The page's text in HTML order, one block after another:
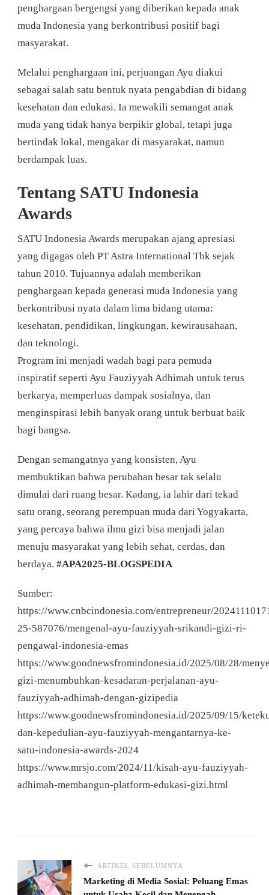
penghargaan bergengsi yang diberikan kepada anak
muda Indonesia yang berkontribusi positif bagi
masyarakat.
Melalui penghargaan ini, perjuangan Ayu diakui
sebagai salah satu bentuk nyata pengabdian di bidang
kesehatan dan edukasi. Ia mewakili semangat anak
muda yang tidak hanya berpikir global, tetapi juga
bertindak lokal, mengakar di masyarakat, namun
berdampak luas.
Tentang SATU Indonesia
Awards
SATU Indonesia Awards merupakan ajang apresiasi
yang digagas oleh PT Astra International Tbk sejak
tahun 2010. Tujuannya adalah memberikan
penghargaan kepada generasi muda Indonesia yang
berkontribusi nyata dalam lima bidang utama:
kesehatan, pendidikan, lingkungan, kewirausahaan,
dan teknologi.
Program ini menjadi wadah bagi para pemuda
inspiratif seperti Ayu Fauziyyah Adhimah untuk terus
berkarya, memperluas dampak sosialnya, dan
menginspirasi lebih banyak orang untuk berbuat baik
bagi bangsa.
Dengan semangatnya yang konsisten, Ayu
membuktikan bahwa perubahan besar tak selalu
dimulai dari ruang besar. Kadang, ia lahir dari tekad
satu orang, seorang perempuan muda dari Yogyakarta,
yang percaya bahwa ilmu gizi bisa menjadi jalan
menuju masyarakat yang lebih sehat, cerdas, dan
berdaya. #APA2025-BLOGSPEDIA
Sumber:
https://www.cnbcindonesia.com/entrepreneur/
25-587076/mengenal-ayu-fauziyyah-srikandi-gizi-ri-
pengawal-indonesia-emas
https://www.goodnewsfromindonesia.id/2025/08/28/
gizi-menumbuhkan-kesadaran-perjalanan-ayu-
fauziyyah-adhimah-dengan-gizipedia
https://www.goodnewsfromindonesia.id/2025/09/15/
dan-kepedulian-ayu-fauziyyah-mengantarnya-ke-
satu-indonesia-awards-2024
https://www.mrsjo.com/2024/11/kisah-ayu-fauziyyah-
adhimah-membangun-platform-edukasi-gizi.html
ARTIKEL SEBELUMNYA
Marketing di Media Sosial: Peluang Emas